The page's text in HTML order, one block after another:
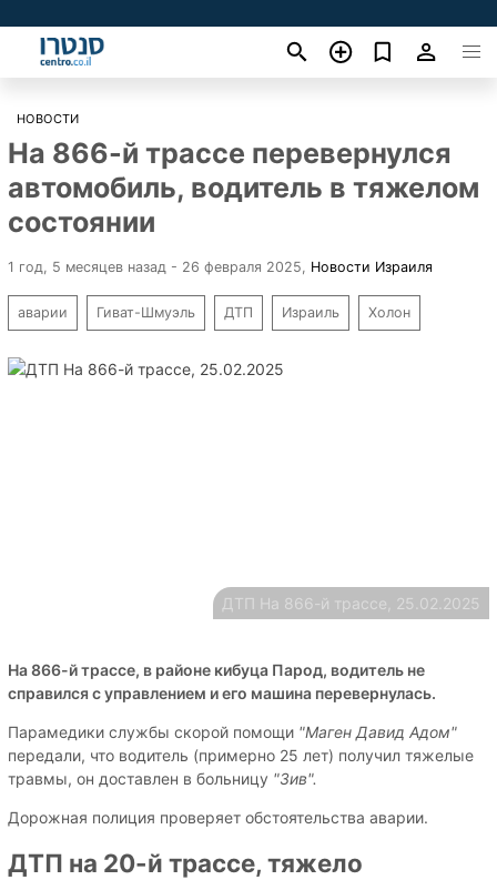
НОВОСТИ
На 866-й трассе перевернулся
автомобиль, водитель в тяжелом
состоянии
1 год, 5 месяцев назад - 26 февраля 2025 Новости Израиля
аварии Гиват-Шмуэль ДТП Израиль Холон
ДТП На 866-й трассе, 25.02.2025
На 866-й трассе, в районе кибуца Парод, водитель не
справился с управлением и его машина перевернулась.
Парамедики службы скорой помощи "Маген Давид Адом"
передали, что водитель (примерно 25 лет) получил тяжелые
травмы, он доставлен в больницу "Зив".
Дорожная полиция проверяет обстоятельства аварии.
ДТП на 20-й трассе, тяжело